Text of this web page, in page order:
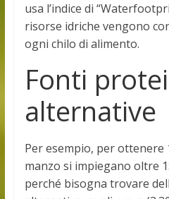
usa l’indice di
risorse idriche vengono
ogni chilo di alimento.
Fonti
alternative
Per esempio, per ottenere
manzo si impiegano oltre
perché bisogna trovare